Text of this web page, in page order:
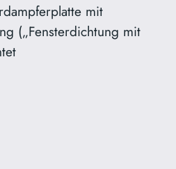
mit
(„Fensterdichtung mit